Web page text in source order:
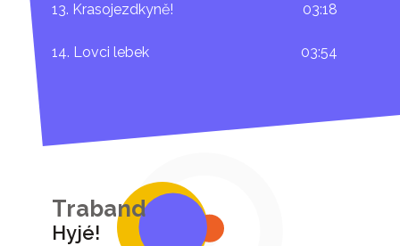
13. Krasojezdkyně! 03:18
14. Lovci lebek 03:54
Traband
Hyjé!